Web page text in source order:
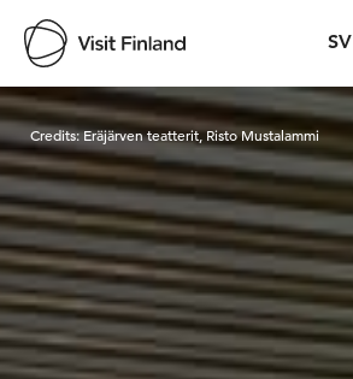
SV
Visit Finland
Credits:Eräjärven teatterit, Risto Mustalammi